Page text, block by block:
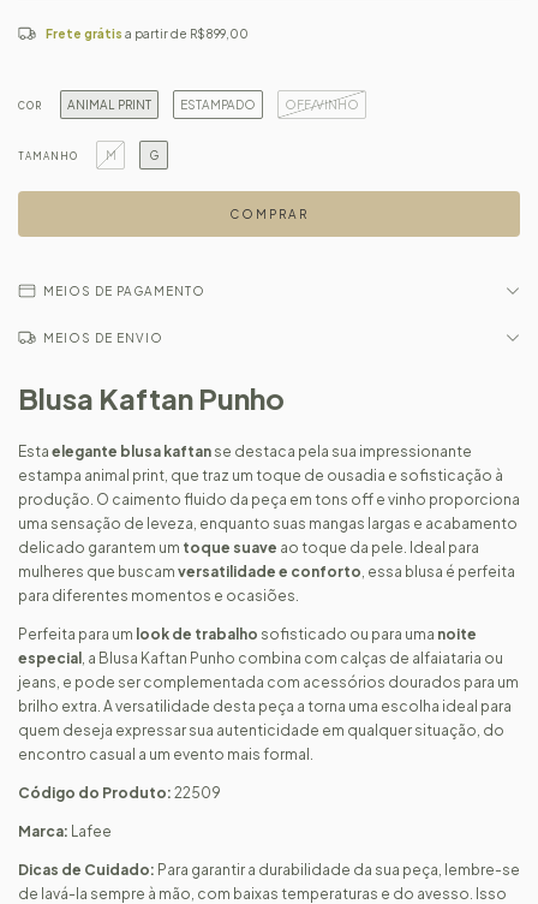
Frete grátis a partir de R$899,00
COR ANIMAL PRINT ESTAMPADO OFF/VINHO
TAMANHO M G
MEIOS DE PAGAMENTO
MEIOS DE ENVIO
Blusa Kaftan Punho
Esta elegante blusa kaftan se destaca pela sua impressionante
estampa animal print, que traz um toque de ousadia e sofisticação à
produção. O caimento fluido da peça em tons off e vinho proporciona
uma sensação de leveza, enquanto suas mangas largas e acabamento
delicado garantem um toque suave ao toque da pele. Ideal para
mulheres que buscam versatilidade e conforto , essa blusa é perfeita
para diferentes momentos e ocasiões.
Perfeita para um look de trabalho sofisticado ou para uma noite
especial , a Blusa Kaftan Punho combina com calças de alfaiataria ou
jeans, e pode ser complementada com acessórios dourados para um
brilho extra. A versatilidade desta peça a torna uma escolha ideal para
quem deseja expressar sua autenticidade em qualquer situação, do
encontro casual a um evento mais formal.
Código do Produto: 22509
Marca: Lafee
Dicas de Cuidado: Para garantir a durabilidade da sua peça, lembre-se
de lavá-la sempre à mão, com baixas temperaturas e do avesso. Isso